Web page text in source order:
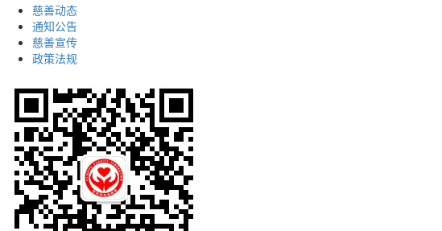
慈善动态
通知公告
慈善宣传
政策法规